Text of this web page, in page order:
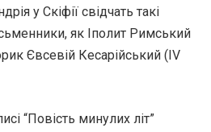
у Скіфії свідчать такі
як Іполит Римський
Євсевій Кесарійський (IV
“Повість минулих літ”